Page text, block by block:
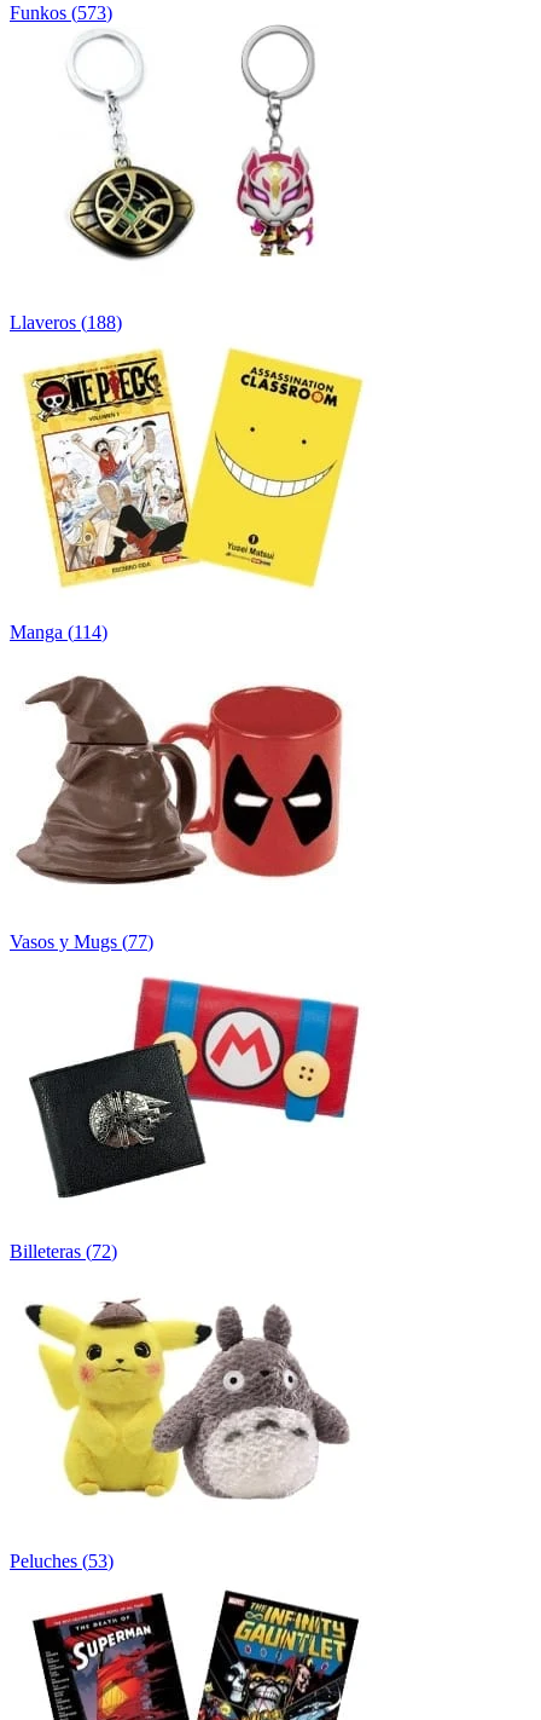
Funkos (573)
Llaveros (188)
Manga (114)
Vasos y Mugs (77)
Billeteras (72)
Peluches (53)